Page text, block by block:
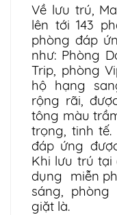
Về lưu trú,
lên tới 143
phòng đáp
như: Phòng
Trip, phòng
hộ hạng
rộng rãi,
tông màu
trọng, tinh
đáp ứng
Khi lưu trú tại
dụng miễn
sáng, phòng
giặt là.